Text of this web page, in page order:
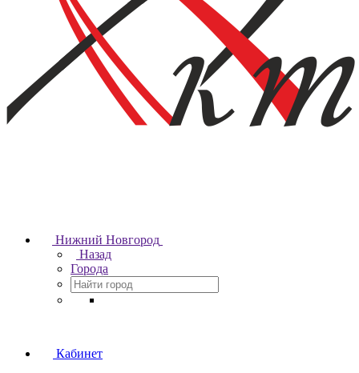
Нижний Новгород
Назад
Города
Кабинет